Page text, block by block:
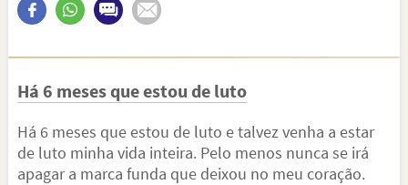
Há 6 meses que estou de luto
Há 6 meses que estou de luto e talvez venha a estar
de luto minha vida inteira. Pelo menos nunca se irá
apagar a marca funda que deixou no meu coração.